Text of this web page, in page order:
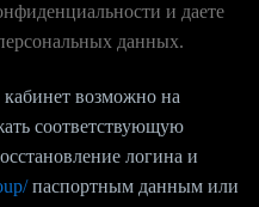
и даете
данных.
возможно на
соответствующую
логина и
паспортным данным или